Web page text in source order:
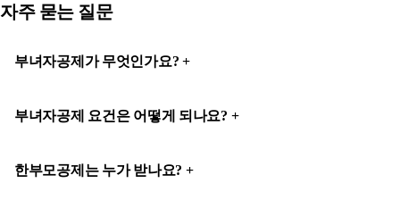
자주 묻는 질문
부녀자공제가 무엇인가요?
부녀자공제 요건은 어떻게 되나요?
한부모공제는 누가 받나요?